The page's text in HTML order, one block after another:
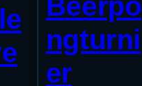
Beerpo
ngturni
er